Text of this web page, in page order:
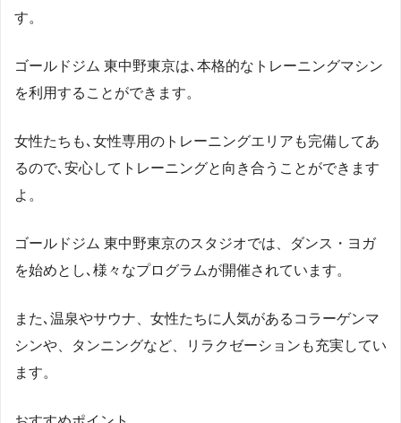
す。
ゴールドジム 東中野東京は､本格的なトレーニングマシン
を利用することができます。
女性たちも､女性専用のトレーニングエリアも完備してあ
るので､安心してトレーニングと向き合うことができます
よ。
ゴールドジム 東中野東京のスタジオでは、ダンス・ヨガ
を始めとし､様々なプログラムが開催されています。
また､温泉やサウナ、女性たちに人気があるコラーゲンマ
シンや、タンニングなど、リラクゼーションも充実してい
ます。